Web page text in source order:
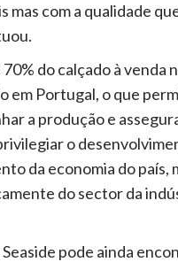
mas com a qualidade
do calçado à venda
em Portugal, o que
a produção e
o
da economia do país,
do sector da
Seaside pode ainda